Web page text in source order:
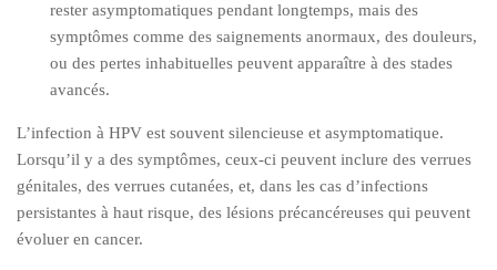
rester asymptomatiques pendant longtemps, mais des
symptômes comme des saignements anormaux, des douleurs,
ou des pertes inhabituelles peuvent apparaître à des stades
avancés.
L’infection à HPV est souvent silencieuse et asymptomatique.
Lorsqu’il y a des symptômes, ceux-ci peuvent inclure des verrues
génitales, des verrues cutanées, et, dans les cas d’infections
persistantes à haut risque, des lésions précancéreuses qui peuvent
évoluer en cancer.